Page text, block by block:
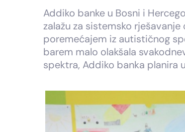
Addiko banke u Bosni i
zalažu za sistemsko
poremećajem iz autističnog
barem malo olakšala
spektra, Addiko banka planira